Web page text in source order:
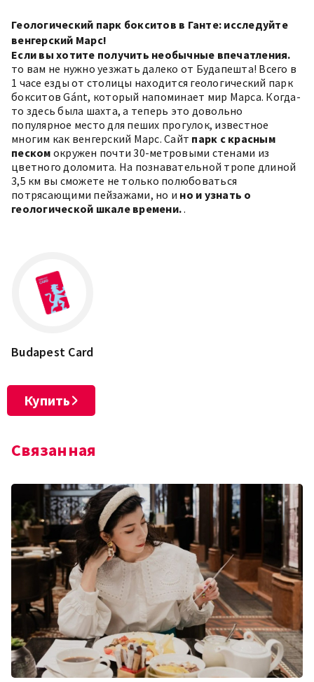
Геологический парк бокситов в Ганте: исследуйте
венгерский Марс!
Если вы хотите получить необычные впечатления.
то вам не нужно уезжать далеко от Будапешта! Всего в
1 часе езды от столицы находится геологический парк
бокситов Gánt, который напоминает мир Марса. Когда-
то здесь была шахта, а теперь это довольно
популярное место для пеших прогулок, известное
многим как венгерский Марс. Сайт парк с красным
песком окружен почти 30-метровыми стенами из
цветного доломита. На познавательной тропе длиной
3,5 км вы сможете не только полюбоваться
потрясающими пейзажами, но и но и узнать о
геологической шкале времени..
Budapest Card
Купить
Связанная